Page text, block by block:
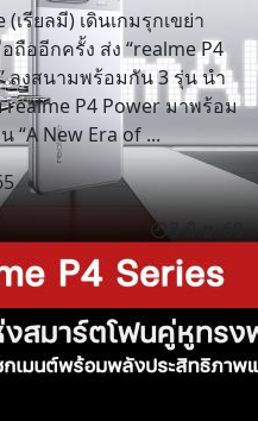
(เรียลมี) เดินเกมรุกเขย่า
ถืออีกครั้ง ส่ง “realme P4
ลงสนามพร้อมกัน 3 รุ่น นำ
P4 Power มาพร้อม
“A New Era of ...
3 มิ.ย. 69